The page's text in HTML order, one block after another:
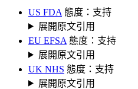
US FDA 態度：支持
展開原文引用
EU EFSA 態度：支持
展開原文引用
UK NHS 態度：支持
展開原文引用